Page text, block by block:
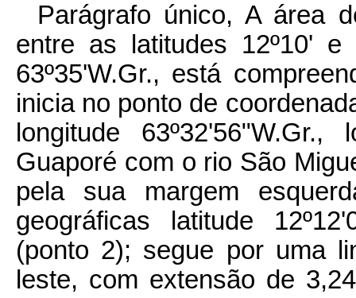
Parágrafo único, A área
entre as latitudes 12º10'
63º35'W.Gr., está
inicia no ponto de
longitude
Guaporé com o rio São
pela sua margem
geográficas latitude
(ponto 2); segue por uma
leste, com extensão de